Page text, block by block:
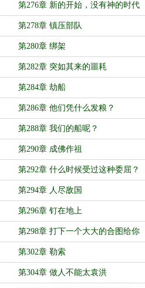
第276章 新的开始，没有神的时代
第278章 镇压部队
第280章 绑架
第282章 突如其来的噩耗
第284章 劫船
第286章 他们凭什么发粮？
第288章 我们的船呢？
第290章 成佛作祖
第292章 什么时候受过这种委屈？
第294章 人尽敌国
第296章 钉在地上
第298章 打下一个大大的合图给你
第302章 勒索
第304章 做人不能太袁洪